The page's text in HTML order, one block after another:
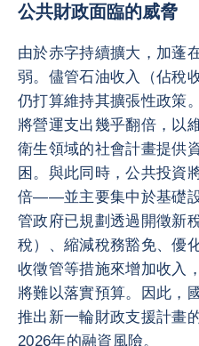
公共財政面臨的威脅
由於赤字持續擴大，加蓬
弱。儘管石油收入（佔稅
仍打算維持其擴張性政策
將營運支出幾乎翻倍，以
衛生領域的社會計畫提供
困。與此同時，公共投
倍——並主要集中於基礎
管政府已規劃透過開徵新
稅）、縮減稅務豁免、優
收徵管等措施來增加收入
將難以落實預算。因此，
推出新一輪財政支援計畫
2026年的融資風險。